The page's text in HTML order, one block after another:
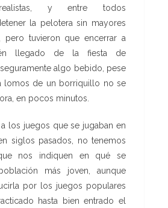
y entre todos
la pelotera sin mayores
pero tuvieron que encerrar a
llegado de la fiesta de
algo bebido, pese
lomos de un borriquillo no se
en pocos minutos.
los juegos que se jugaban en
siglos pasados, no tenemos
nos indiquen en qué se
más joven, aunque
por los juegos populares
hasta bien entrado el